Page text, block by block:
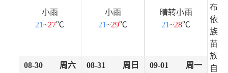
小雨
21~27℃
小雨
21~29℃
晴转小雨
21~28℃
08-30 周六 08-31 周日 09-01 周一
布
依
族
苗
族
自